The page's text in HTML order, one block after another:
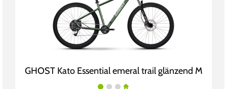
GHOST Kato Essential emeral trail glänzend M